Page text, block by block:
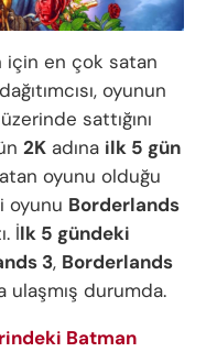
için en çok satan
oyunun
üzerinde sattığını
2K adına ilk 5 gün
oyunu olduğu
oyunu Borderlands
İlk 5 gündeki
3, Borderlands
ulaşmış durumda.
Batman